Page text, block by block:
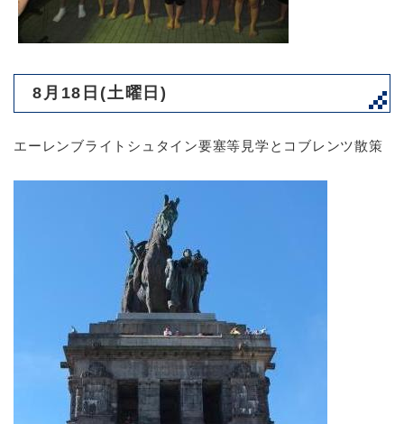
8月18日(土曜日)
エーレンブライトシュタイン要塞等見学とコブレンツ散策